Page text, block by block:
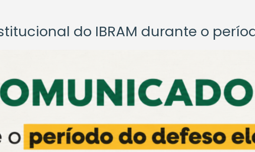
do IBRAM durante o